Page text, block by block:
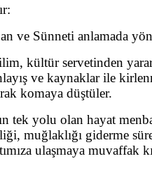
ve Sünneti anlamada
kültür servetinden
ve kaynaklar ile
komaya düştüler.
yolu olan hayat
muğlaklığı giderme
ulaşmaya